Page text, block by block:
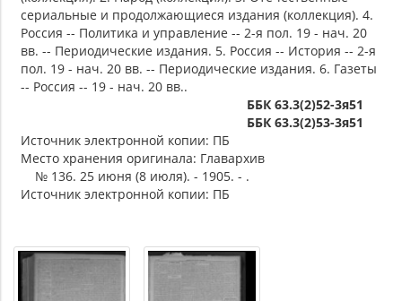
сериальные и продолжающиеся издания (коллекция). 4.
Россия -- Политика и управление -- 2-я пол. 19 - нач. 20
вв. -- Периодические издания. 5. Россия -- История -- 2-я
пол. 19 - нач. 20 вв. -- Периодические издания. 6. Газеты
-- Россия -- 19 - нач. 20 вв..
ББК 63.3(2)52-3я51
ББК 63.3(2)53-3я51
Источник электронной копии: ПБ
Место хранения оригинала: Главархив
№ 136. 25 июня (8 июля). - 1905. - .
Источник электронной копии: ПБ